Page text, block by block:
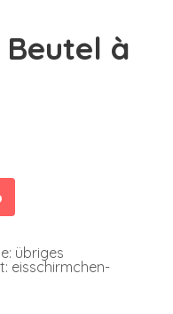
Beutel à
übriges
eisschirmchen-